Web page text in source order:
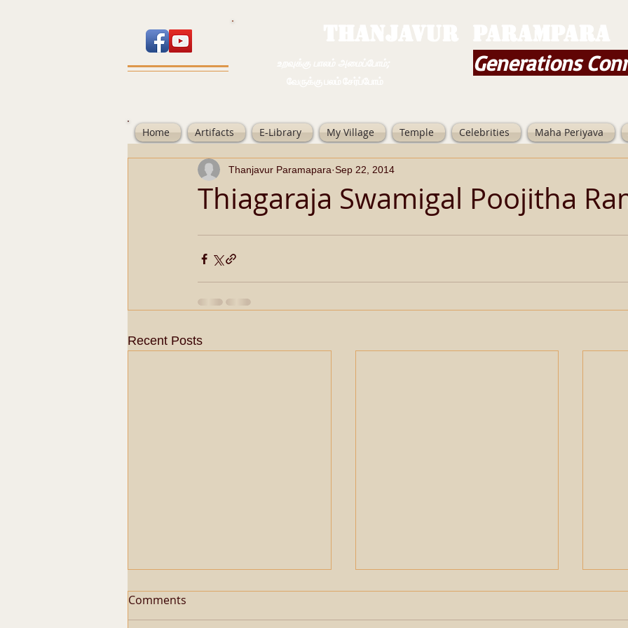
Generations
Home Artifacts E-Library My Village Temple Celebrities Maha Periyava
Thiagaraja Swamigal Poojitha
Thanjavur Paramapara Sep 22, 2014
Recent Posts
Comments